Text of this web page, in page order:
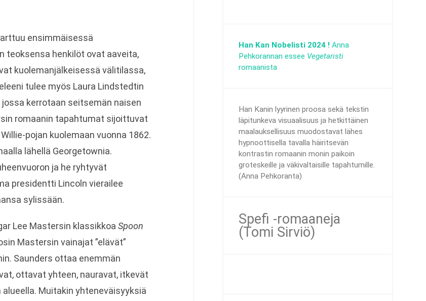
ensimmäisessä
teoksensa henkilöt ovat aaveita,
kuolemanjälkeisessä välitilassa,
tulee myös Laura Lindstedtin
jossa kerrotaan seitsemän naisen
romaanin tapahtumat sijoittuvat
pojan kuolemaan vuonna 1862.
lähellä Georgetownia.
ja he ryhtyvät
presidentti Lincoln vierailee
sylissään.
Lee Mastersin klassikkoa Spoon
Mastersin vainajat ”elävät”
Saunders ottaa enemmän
ottavat yhteen, nauravat, itkevät
Muitakin yhteneväisyyksiä
Han Kan Nobelisti 2024 ! Anna
Pehkorannan essee Vegetaristi
romaanista
Han Kanin lyyrinen proosa sekä tekstin
läpitunkeva visuaalisuus ja hetkittäinen
maalauksellisuus muodostavat lähes
hypnoottisella tavalla häiritsevän
kontrastin romaanin monin paikoin
groteskeille ja väkivaltaisille tapahtumille.
(Anna Pehkoranta)
Spefi -romaaneja
(Tomi Sirviö)